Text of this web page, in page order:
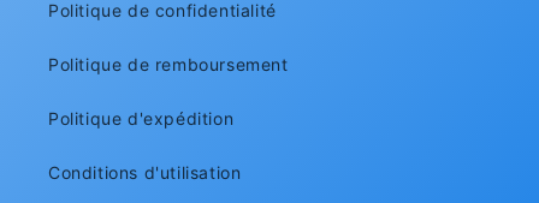
Politique de confidentialité
Politique de remboursement
Politique d'expédition
Conditions d'utilisation